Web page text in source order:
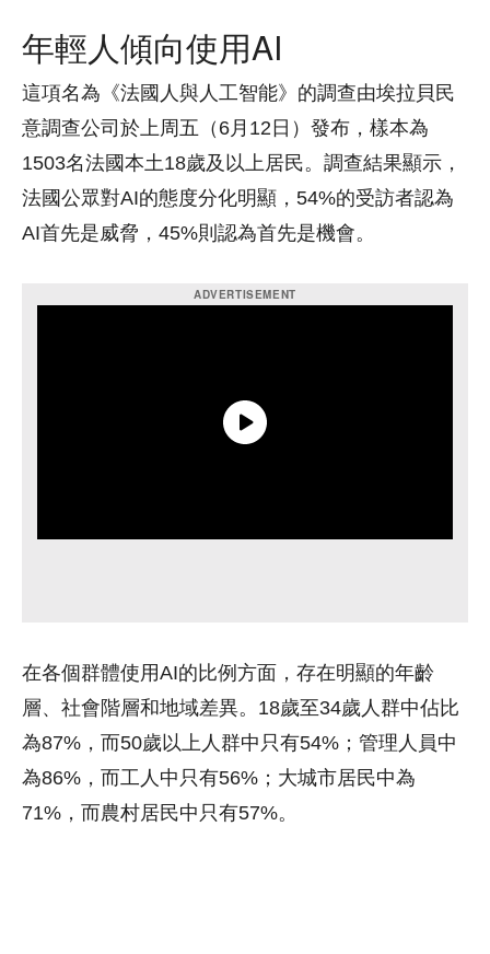
年輕人傾向使用AI
這項名為《法國人與人工智能》的調查由埃拉貝民
意調查公司於上周五（6月12日）發布，樣本為
1503名法國本土18歲及以上居民。調查結果顯示，
法國公眾對AI的態度分化明顯，54%的受訪者認為
AI首先是威脅，45%則認為首先是機會。
在各個群體使用AI的比例方面，存在明顯的年齡
層、社會階層和地域差異。18歲至34歲人群中佔比
為87%，而50歲以上人群中只有54%；管理人員中
為86%，而工人中只有56%；大城市居民中為
71%，而農村居民中只有57%。